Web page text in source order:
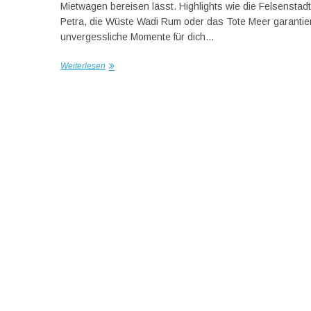
Mietwagen bereisen lässt. Highlights wie die Felsenstadt
Petra, die Wüste Wadi Rum oder das Tote Meer
unvergessliche Momente für dich…
Weiterlesen